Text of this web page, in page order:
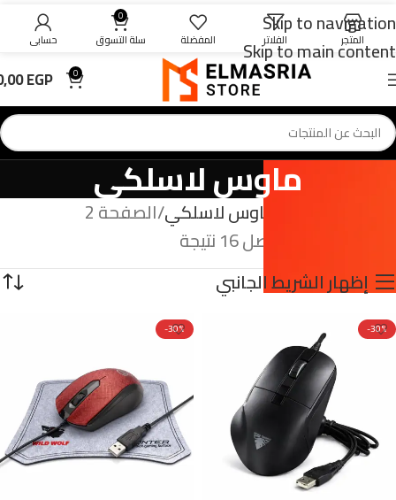
Skip to navigation
Skip to main content
0
EGP
ماوس لاسلكي
ماوس لاسلكي الصفحة 2
إظهار الشريط الجانبي
-30%
-30%
المتجر الفلاتر المفضلة
0
سلة التسوق حسابي